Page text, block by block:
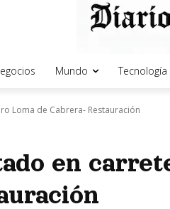
Mundo Tecnología
Loma de Cabrera- Restauración
en